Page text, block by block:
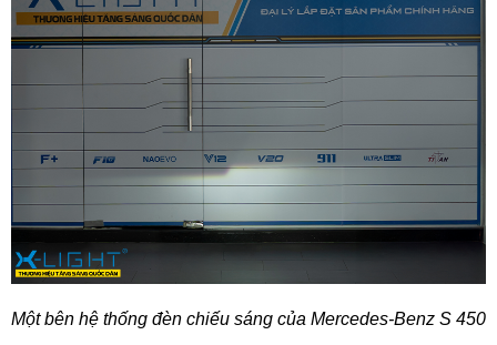
Một bên hệ thống đèn chiếu sáng của Mercedes-Benz S 450